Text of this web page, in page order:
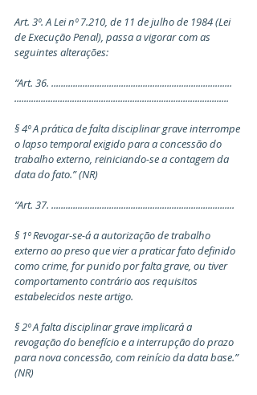
Art. 3º. A Lei nº 7.210, de 11 de julho de 1984 (Lei
de Execução Penal), passa a vigorar com as
seguintes alterações:
“Art. 36. ...........................................................................
.........................................................................................
§ 4º A prática de falta disciplinar grave interrompe
o lapso temporal exigido para a concessão do
trabalho externo, reiniciando-se a contagem da
data do fato.” (NR)
“Art. 37. ............................................................................
§ 1º Revogar-se-á a autorização de trabalho
externo ao preso que vier a praticar fato definido
como crime, for punido por falta grave, ou tiver
comportamento contrário aos requisitos
estabelecidos neste artigo.
§ 2º A falta disciplinar grave implicará a
revogação do benefício e a interrupção do prazo
para nova concessão, com reinício da data base.”
(NR)